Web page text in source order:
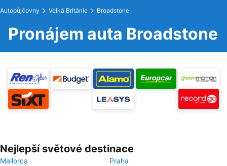
Autopůjčovny Velká Británie Broadstone
Pronájem auta Broadstone
Nejlepší světové destinace
Mallorca
Praha